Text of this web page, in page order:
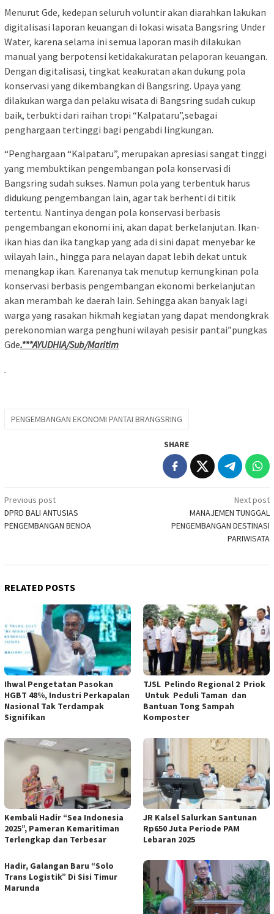
Menurut Gde, kedepan seluruh voluntir akan diarahkan lakukan
digitalisasi laporan keuangan di lokasi wisata Bangsring Under
Water, karena selama ini semua laporan masih dilakukan
manual yang berpotensi ketidakakuratan pelaporan keuangan.
Dengan digitalisasi, tingkat keakuratan akan dukung pola
konservasi yang dikembangkan di Bangsring. Upaya yang
dilakukan warga dan pelaku wisata di Bangsring sudah cukup
baik, terbukti dari raihan tropi “Kalpataru”,sebagai
penghargaan tertinggi bagi pengabdi lingkungan.
“Penghargaan “Kalpataru”, merupakan apresiasi sangat tinggi
yang membuktikan pengembangan pola konservasi di
Bangsring sudah sukses. Namun pola yang terbentuk harus
didukung pengembangan lain, agar tak berhenti di titik
tertentu. Nantinya dengan pola konservasi berbasis
pengembangan ekonomi ini, akan dapat berkelanjutan. Ikan-
ikan hias dan ika tangkap yang ada di sini dapat menyebar ke
wilayah lain., hingga para nelayan dapat lebih dekat untuk
menangkap ikan. Karenanya tak menutup kemungkinan pola
konservasi berbasis pengembangan ekonomi berkelanjutan
akan merambah ke daerah lain. Sehingga akan banyak lagi
warga yang rasakan hikmah kegiatan yang dapat mendongkrak
perekonomian warga penghuni wilayah pesisir pantai”pungkas
Gde.***AYUDHIA/Sub/Maritim
PENGEMBANGAN EKONOMI PANTAI BRANGSRING
SHARE
Post
navigation
Previous post
DPRD BALI ANTUSIAS
PENGEMBANGAN BENOA
Next post
MANAJEMEN TUNGGAL
PENGEMBANGAN DESTINASI
PARIWISATA
RELATED POSTS
Ihwal Pengetatan Pasokan
HGBT 48%, Industri Perkapalan
Nasional Tak Terdampak
Signifikan
TJSL Pelindo Regional 2 Priok
Untuk Peduli Taman dan
Bantuan Tong Sampah
Komposter
Kembali Hadir “Sea Indonesia
2025”, Pameran Kemaritiman
Terlengkap dan Terbesar
JR Kalsel Salurkan Santunan
Rp650 Juta Periode PAM
Lebaran 2025
Hadir, Galangan Baru “Solo
Trans Logistik” Di Sisi Timur
Marunda